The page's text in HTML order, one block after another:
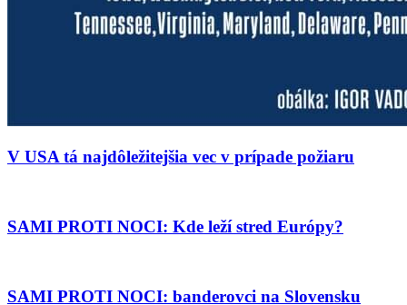
V USA tá najdôležitejšia vec v prípade požiaru
SAMI PROTI NOCI: Kde leží stred Európy?
SAMI PROTI NOCI: banderovci na Slovensku